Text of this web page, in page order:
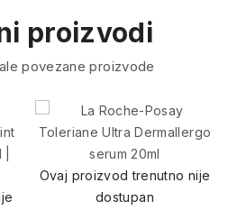
proizvodi
povezane proizvode
Ovaj proizvod trenutno nije
dostupan